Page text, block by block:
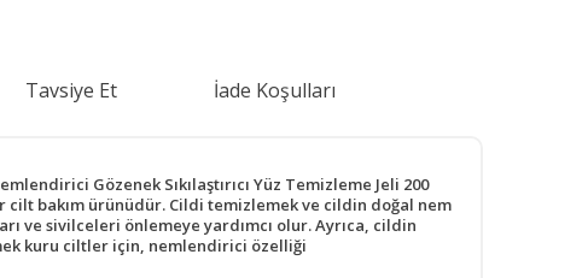
Tavsiye Et İade Koşulları
Gözenek Sıkılaştırıcı Yüz Temizleme Jeli 200
cilt bakım ürünüdür. Cildi temizlemek ve cildin doğal nem
ve sivilceleri önlemeye yardımcı olur. Ayrıca, cildin
kuru ciltler için, nemlendirici özelliği